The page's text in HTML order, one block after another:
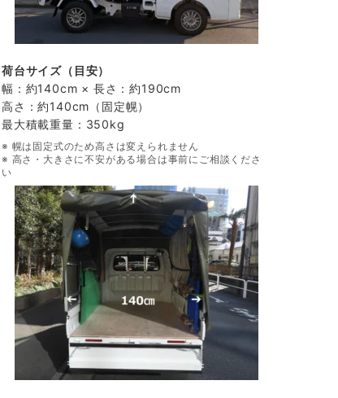
荷台サイズ（目安）
幅：約140cm × 長さ：約190cm
高さ：約140cm（固定幌）
最大積載重量：350kg
※ 幌は固定式のため高さは変えられません
※ 高さ・大きさに不安がある場合は事前にご相談くださ
い